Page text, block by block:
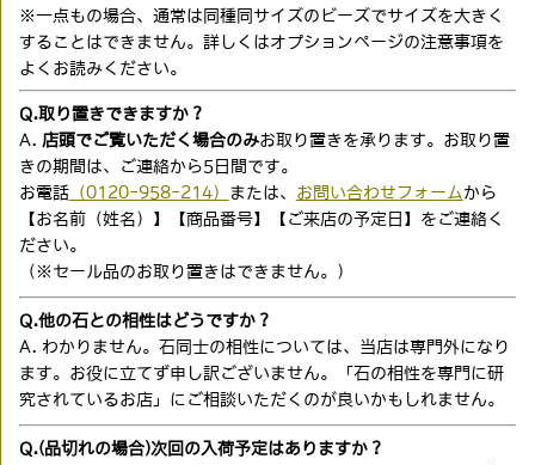
※一点もの場合、通常は同種同サイズのビーズでサイズを大きく
することはできません。詳しくはオプションページの注意事項を
よくお読みください。
Q.取り置きできますか？
A. 店頭でご覧いただく場合のみお取り置きを承ります。お取り置
きの期間は、ご連絡から5日間です。
お電話（0120-958-214） または、 お問い合わせフォーム から
【お名前（姓名）】【商品番号】【ご来店の予定日】をご連絡く
ださい。
（※セール品のお取り置きはできません。）
Q.他の石との相性はどうですか？
A. わかりません。石同士の相性については、当店は専門外になり
ます。お役に立てず申し訳ございません。「石の相性を専門に研
究されているお店」にご相談いただくのが良いかもしれません。
Q.(品切れの場合)次回の入荷予定はありますか？